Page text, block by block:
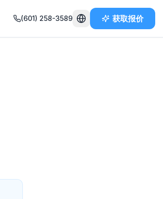
(601) 258-3589 获取报价